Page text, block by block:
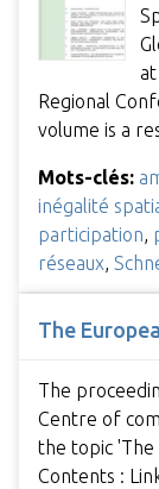
Regional
volume is a
Mots-clés:
inégalité
participation,
réseaux,
The
The
Centre of
the topic 'The
Contents :